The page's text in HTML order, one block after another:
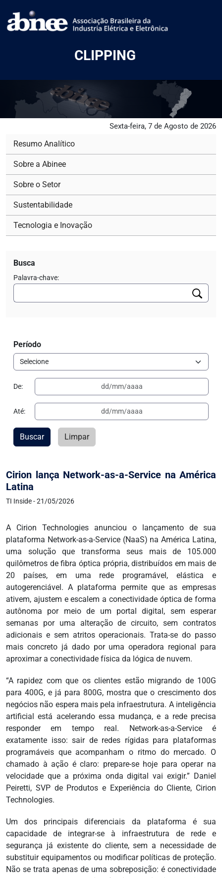
CLIPPING
Sexta-feira, 7 de Agosto de 2026
Cirion lança Network-as-a-Service na América
Latina
TI Inside - 21/05/2026
A Cirion Technologies anunciou o lançamento de sua
plataforma Network-as-a-Service (NaaS) na América Latina,
uma solução que transforma seus mais de 105.000
quilômetros de fibra óptica própria, distribuídos em mais de
20 países, em uma rede programável, elástica e
autogerenciável. A plataforma permite que as empresas
ativem, ajustem e escalem a conectividade óptica de forma
autônoma por meio de um portal digital, sem esperar
semanas por uma alteração de circuito, sem contratos
adicionais e sem atritos operacionais. Trata-se do passo
mais concreto já dado por uma operadora regional para
aproximar a conectividade física da lógica de nuvem.
“A rapidez com que os clientes estão migrando de 100G
para 400G, e já para 800G, mostra que o crescimento dos
negócios não espera mais pela infraestrutura. A inteligência
artificial está acelerando essa mudança, e a rede precisa
responder em tempo real. Network-as-a-Service é
exatamente isso: sair de redes rígidas para plataformas
programáveis que acompanham o ritmo do mercado. O
chamado à ação é claro: prepare-se hoje para operar na
velocidade que a próxima onda digital vai exigir.” Daniel
Peiretti, SVP de Produtos e Experiência do Cliente, Cirion
Technologies.
Um dos principais diferenciais da plataforma é sua
capacidade de integrar-se à infraestrutura de rede e
segurança já existente do cliente, sem a necessidade de
substituir equipamentos ou modificar políticas de proteção.
Não se trata apenas de uma sobreposição: é conectividade
Resumo Analítico
Sobre a Abinee
Sobre o Setor
Sustentabilidade
Tecnologia e Inovação
Busca
Palavra-chave:
Período
De:
Até:
Buscar Limpar